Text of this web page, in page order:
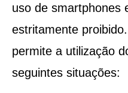
uso de smartphones
estritamente
permite a utilização
seguintes situações: